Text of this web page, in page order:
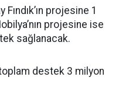
projesine 1
projesine ise
sağlanacak.
destek 3 milyon